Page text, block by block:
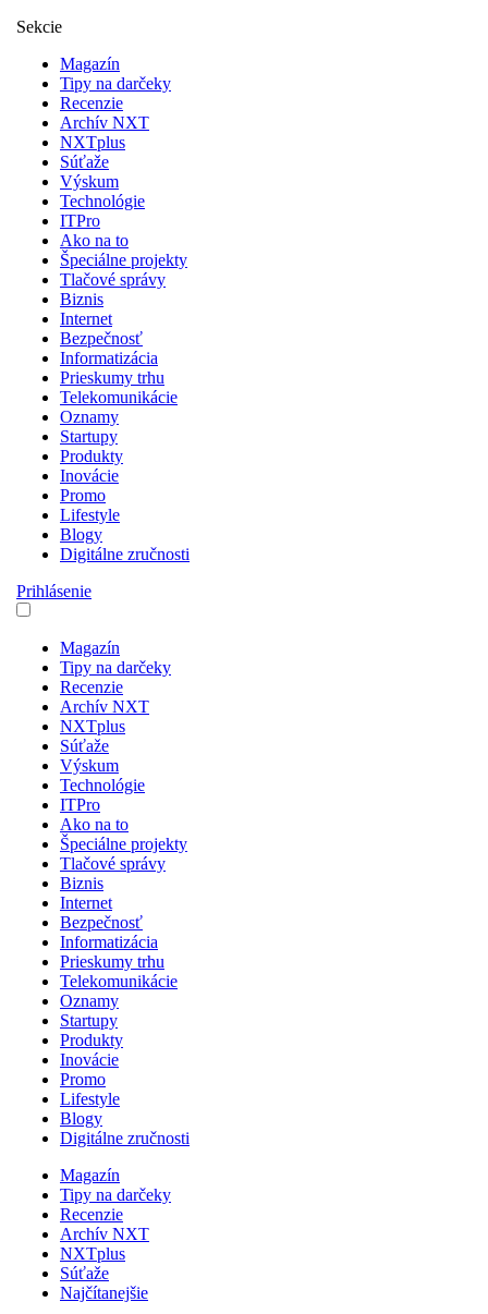
Sekcie
Magazín
Tipy na darčeky
Recenzie
Archív NXT
NXTplus
Súťaže
Výskum
Technológie
ITPro
Ako na to
Špeciálne projekty
Tlačové správy
Biznis
Internet
Bezpečnosť
Informatizácia
Prieskumy trhu
Telekomunikácie
Oznamy
Startupy
Produkty
Inovácie
Promo
Lifestyle
Blogy
Digitálne zručnosti
Prihlásenie
Magazín
Tipy na darčeky
Recenzie
Archív NXT
NXTplus
Súťaže
Výskum
Technológie
ITPro
Ako na to
Špeciálne projekty
Tlačové správy
Biznis
Internet
Bezpečnosť
Informatizácia
Prieskumy trhu
Telekomunikácie
Oznamy
Startupy
Produkty
Inovácie
Promo
Lifestyle
Blogy
Digitálne zručnosti
Magazín
Tipy na darčeky
Recenzie
Archív NXT
NXTplus
Súťaže
Najčítanejšie